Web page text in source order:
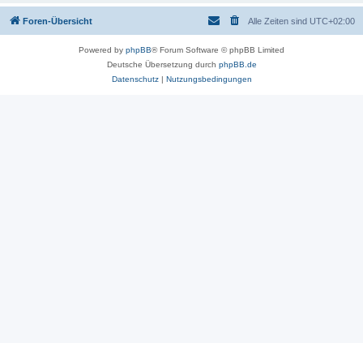
Foren-Übersicht Alle Zeiten sind UTC+02:00
Powered by phpBB® Forum Software © phpBB Limited
Deutsche Übersetzung durch phpBB.de
Datenschutz| Nutzungsbedingungen